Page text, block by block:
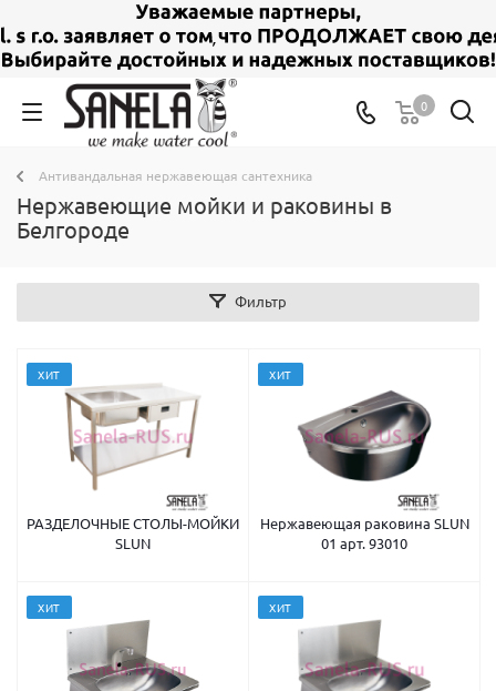
0
Антивандальная нержавеющая сантехника
Нержавеющие мойки и раковины в
Белгороде
Фильтр
ХИТ
РАЗДЕЛОЧНЫЕ СТОЛЫ-МОЙКИ
SLUN
ХИТ
Нержавеющая раковина SLUN
01 арт. 93010
ХИТ ХИТ